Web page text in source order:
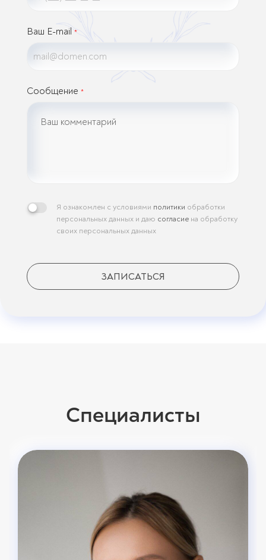
Ваш E-mail *
Сообщение *
Я ознакомлен с условиями политики обработки
персональных данных и даю согласие на обработку
своих персональных данных
ЗАПИСАТЬСЯ
Специалисты